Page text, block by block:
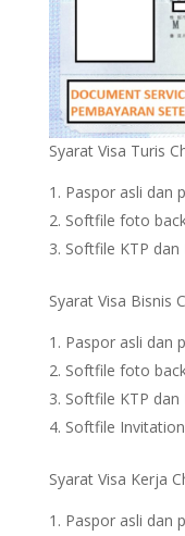
Syarat Visa Turis
Paspor asli dan
Softfile foto
Softfile KTP dan
Syarat Visa Bisnis
Paspor asli dan
Softfile foto
Softfile KTP dan
Softfile
Syarat Visa Kerja
Paspor asli dan